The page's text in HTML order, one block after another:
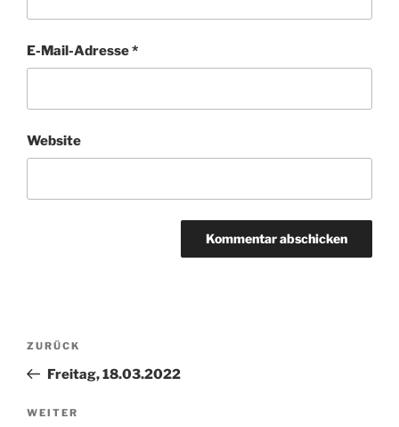
E-Mail-Adresse*
Website
Beitragsnavigation
Vorheriger
Beitrag
ZURÜCK
Freitag, 18.03.2022
Nächster
WEITER